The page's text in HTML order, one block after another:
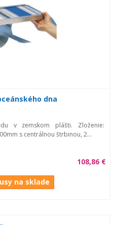
dna
v zemskom plášti. Zloženie:
s centrálnou štrbinou, 2...
108,86 €
na sklade